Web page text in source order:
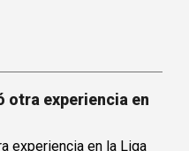
otra experiencia en